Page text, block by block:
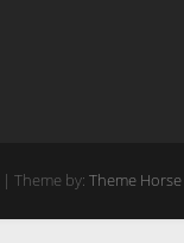
| Theme by: Theme Horse